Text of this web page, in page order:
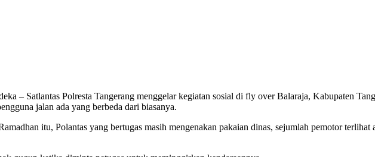
– Satlantas Polresta Tangerang menggelar kegiatan sosial di fly over Balaraja, Kabupaten
jalan ada yang berbeda dari biasanya.
itu, Polantas yang bertugas masih mengenakan pakaian dinas, sejumlah pemotor terlihat